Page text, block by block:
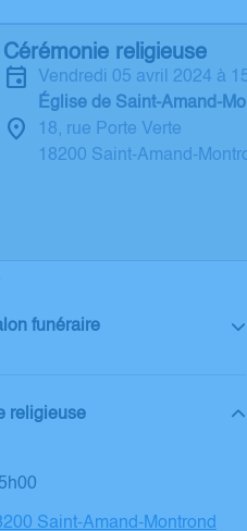
Cérémonie religieuse
vendredi 05 avril 2024 à
Église de Saint-Amand-
18, rue Porte Verte
18200 Saint-Amand-
funéraire
religieuse
Saint-Amand-Montrond